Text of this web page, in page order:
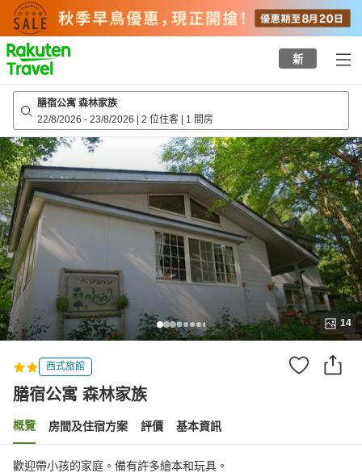
to
top
page
新
膳宿公寓 森林家族
22/8/2026 - 23/8/2026 | 2 位住客 | 1 間房
14
西式旅館
膳宿公寓 森林家族
概覽 房間及住宿方案 評價 基本資訊
歡迎帶小孩的家庭。備有許多繪本和玩具。